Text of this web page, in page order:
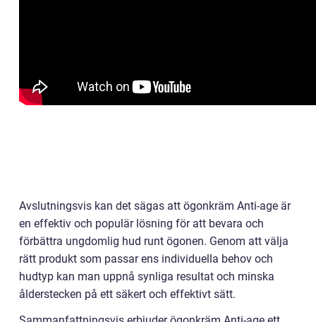
Avslutningsvis kan det sägas att ögonkräm Anti-age är
en effektiv och populär lösning för att bevara och
förbättra ungdomlig hud runt ögonen. Genom att välja
rätt produkt som passar ens individuella behov och
hudtyp kan man uppnå synliga resultat och minska
ålderstecken på ett säkert och effektivt sätt.